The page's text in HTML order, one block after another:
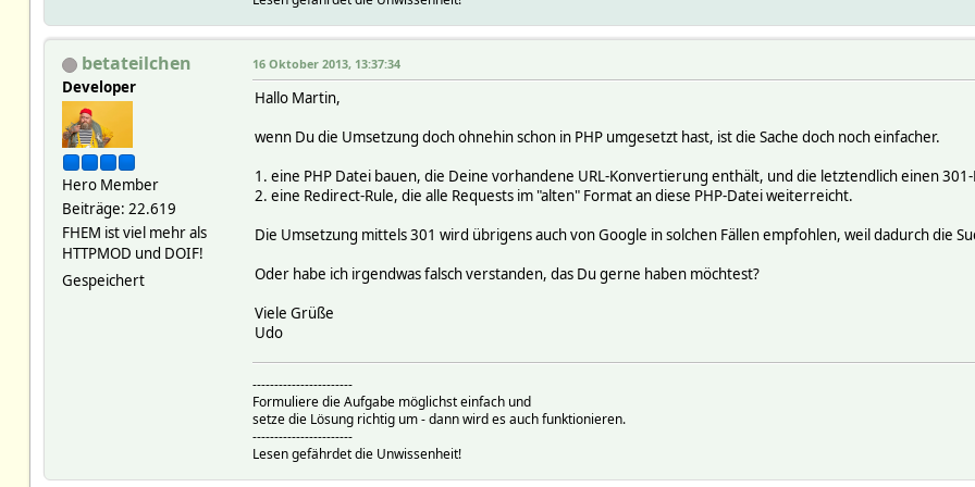
'[url=http://forum.fhem.de/index.php?msg=$2]Link[/url]',
'[url=http://forum.fhem.de/index.php?msg=$2]$6[/url]',
'[url=http://forum.fhem.de/index.php?msg=$2]Link[/url]',
'[url=http://forum.fhem.de/index.php?msg=$2]$5[/url]',
'[url=http://forum.fhem.de/index.php?msg=$2]Link[/url]',
'[url=http://forum.fhem.de/index.php?msg=$2]$3[/url]',
),
);
betateilchen
Developer
Hero Member
Beiträge: 22.619
FHEM ist viel mehr als
HTTPMOD und DOIF!
Gespeichert
16 Oktober 2013, 13:37:34
Hallo Martin,
wenn Du die Umsetzung doch ohnehin schon in PHP umgesetzt hast, ist die Sache doch noch einfacher.
1. eine PHP Datei bauen, die Deine vorhandene URL-Konvertierung enthält, und die letztendlich einen
2. eine Redirect-Rule, die alle Requests im "alten" Format an diese PHP-Datei weiterreicht.
Die Umsetzung mittels 301 wird übrigens auch von Google in solchen Fällen empfohlen, weil dadurch die
Oder habe ich irgendwas falsch verstanden, das Du gerne haben möchtest?
Viele Grüße
Udo
-----------------------
Formuliere die Aufgabe möglichst einfach und
setze die Lösung richtig um - dann wird es auch funktionieren.
-----------------------
Lesen gefährdet die Unwissenheit!